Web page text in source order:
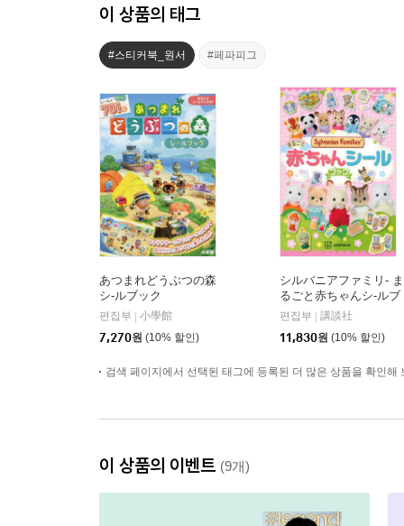
이 상품의 태그
#스티커북_원서 #페파피그
あつまれどうぶつの森
シ-ルブック
편집부
小學館
7,270원 (10% 할인)
シルバニアファミリ- ま
るごと赤ちゃんシ-ルブ
ック
편집부
講談社
11,830원 (10% 할인)
검색 페이지에서 선택된 태그에 등록된 더 많은 상품을 확인해
이 상품의 이벤트 (9개)